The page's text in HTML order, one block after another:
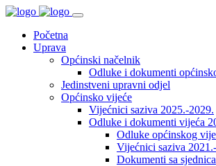
Početna
Uprava
Općinski načelnik
Odluke i dokumenti
Jedinstveni upravni odjel
Općinsko vijeće
Vijećnici saziva 2025.-2029.
Odluke i dokumenti vijeća
Odluke općinskog
Vijećnici saziva
Dokumenti sa sjednica